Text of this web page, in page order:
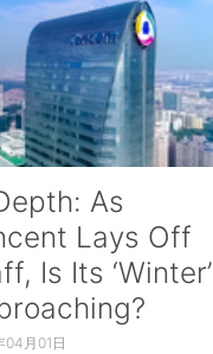
As
Lays Off
Is Its ‘Winter’
04月01日